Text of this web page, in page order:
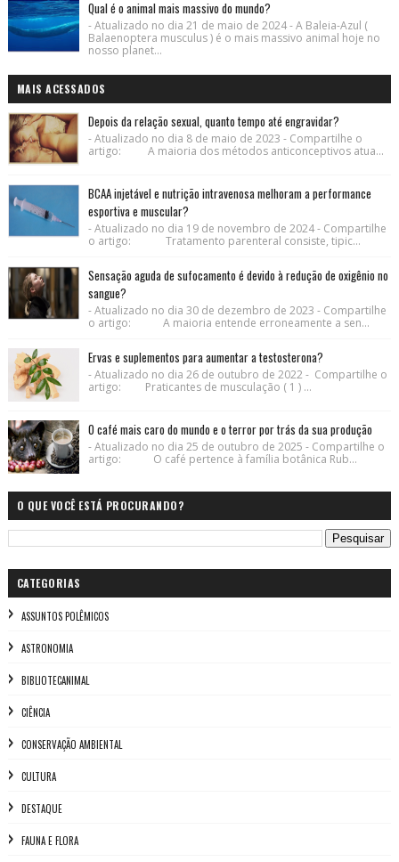
Qual é o animal mais massivo do mundo?
- Atualizado no dia 21 de maio de 2024 - A Baleia-Azul (
Balaenoptera musculus ) é o mais massivo animal hoje no
nosso planet...
MAIS ACESSADOS
Depois da relação sexual, quanto tempo até engravidar?
- Atualizado no dia 8 de maio de 2023 - Compartilhe o
artigo: A maioria dos métodos anticonceptivos atua...
BCAA injetável e nutrição intravenosa melhoram a performance
esportiva e muscular?
- Atualizado no dia 19 de novembro de 2024 - Compartilhe
o artigo: Tratamento parenteral consiste, tipic...
Sensação aguda de sufocamento é devido à redução de oxigênio no
sangue?
- Atualizado no dia 30 de dezembro de 2023 - Compartilhe
o artigo: A maioria entende erroneamente a sen...
Ervas e suplementos para aumentar a testosterona?
- Atualizado no dia 26 de outubro de 2022 - Compartilhe o
artigo: Praticantes de musculação ( 1 ) ...
O café mais caro do mundo e o terror por trás da sua produção
- Atualizado no dia 25 de outubro de 2025 - Compartilhe o
artigo: O café pertence à família botânica Rub...
O QUE VOCÊ ESTÁ PROCURANDO?
CATEGORIAS
ASSUNTOS POLÊMICOS
ASTRONOMIA
BIBLIOTECANIMAL
CIÊNCIA
CONSERVAÇÃO AMBIENTAL
CULTURA
DESTAQUE
FAUNA E FLORA